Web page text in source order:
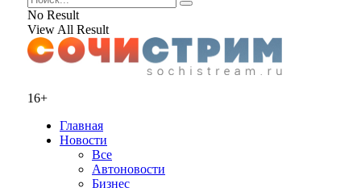
No Result
View All Result
16+
Главная
Новости
Все
Автоновости
Бизнес